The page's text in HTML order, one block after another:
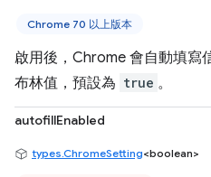
Chrome 70 以上版本
啟用後，Chrome 會自動填寫
布林值，預設為 true 。
autofillEnabled
types.ChromeSetting<boolean>